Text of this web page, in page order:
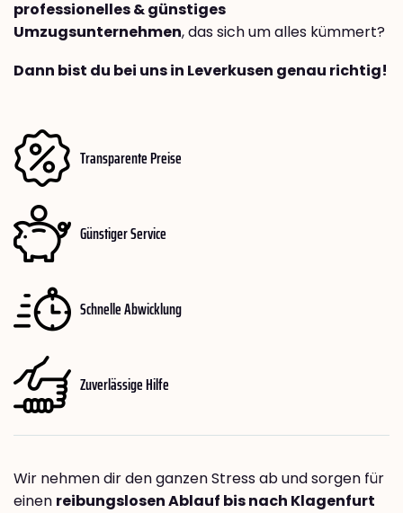
professionelles & günstiges
Umzugsunternehmen, das sich um alles kümmert?
Dann bist du bei uns in Leverkusen genau richtig!
Transparente Preise
Günstiger Service
Schnelle Abwicklung
Zuverlässige Hilfe
Wir nehmen dir den ganzen Stress ab und sorgen für
einen reibungslosen Ablauf bis nach Klagenfurt